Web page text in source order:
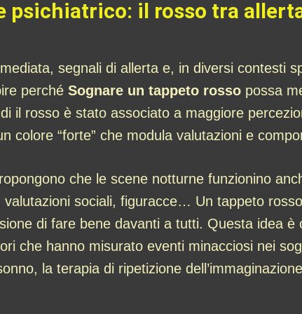
psichiatrico: il rosso tra
segnali di allerta e, in diversi contesti
perché Sognare un tappeto rosso possa
il rosso è stato associato a maggiore
colore “forte” che modula valutazioni e
che le scene notturne funzionino
sociali, figuracce… Un tappeto
di fare bene davanti a tutti. Questa idea è
che hanno misurato eventi minacciosi nei
la terapia di ripetizione